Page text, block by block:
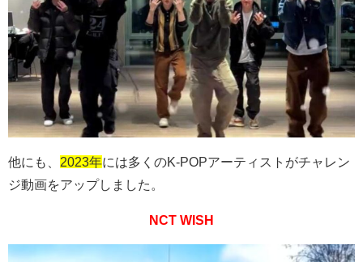
他にも、 2023年には多くのK-POPアーティストがチャレン
ジ動画をアップしました。
NCT WISH